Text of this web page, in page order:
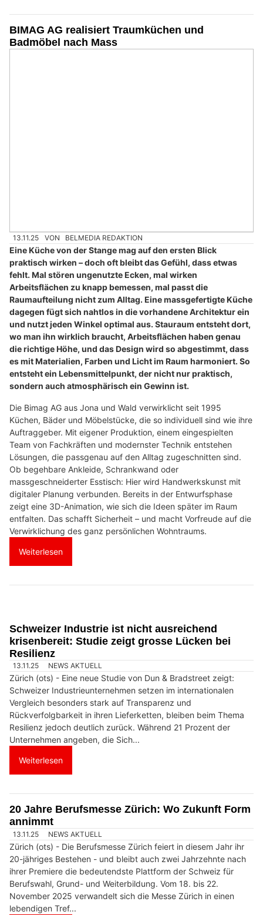
BIMAG AG realisiert Traumküchen und
Badmöbel nach Mass
13.11.25 VON BELMEDIA REDAKTION
Eine Küche von der Stange mag auf den ersten Blick
praktisch wirken – doch oft bleibt das Gefühl, dass etwas
fehlt. Mal stören ungenutzte Ecken, mal wirken
Arbeitsflächen zu knapp bemessen, mal passt die
Raumaufteilung nicht zum Alltag. Eine massgefertigte Küche
dagegen fügt sich nahtlos in die vorhandene Architektur ein
und nutzt jeden Winkel optimal aus. Stauraum entsteht dort,
wo man ihn wirklich braucht, Arbeitsflächen haben genau
die richtige Höhe, und das Design wird so abgestimmt, dass
es mit Materialien, Farben und Licht im Raum harmoniert. So
entsteht ein Lebensmittelpunkt, der nicht nur praktisch,
sondern auch atmosphärisch ein Gewinn ist.
Die Bimag AG aus Jona und Wald verwirklicht seit 1995
Küchen, Bäder und Möbelstücke, die so individuell sind wie ihre
Auftraggeber. Mit eigener Produktion, einem eingespielten
Team von Fachkräften und modernster Technik entstehen
Lösungen, die passgenau auf den Alltag zugeschnitten sind.
Ob begehbare Ankleide, Schrankwand oder
massgeschneiderter Esstisch: Hier wird Handwerkskunst mit
digitaler Planung verbunden. Bereits in der Entwurfsphase
zeigt eine 3D-Animation, wie sich die Ideen später im Raum
entfalten. Das schafft Sicherheit – und macht Vorfreude auf die
Verwirklichung des ganz persönlichen Wohntraums.
Weiterlesen
Schweizer Industrie ist nicht ausreichend
krisenbereit: Studie zeigt grosse Lücken bei
Resilienz
13.11.25 NEWS AKTUELL
Zürich (ots) - Eine neue Studie von Dun & Bradstreet zeigt:
Schweizer Industrieunternehmen setzen im internationalen
Vergleich besonders stark auf Transparenz und
Rückverfolgbarkeit in ihren Lieferketten, bleiben beim Thema
Resilienz jedoch deutlich zurück. Während 21 Prozent der
Unternehmen angeben, die Sich...
Weiterlesen
20 Jahre Berufsmesse Zürich: Wo Zukunft Form
annimmt
13.11.25 NEWS AKTUELL
Zürich (ots) - Die Berufsmesse Zürich feiert in diesem Jahr ihr
20-jähriges Bestehen - und bleibt auch zwei Jahrzehnte nach
ihrer Premiere die bedeutendste Plattform der Schweiz für
Berufswahl, Grund- und Weiterbildung. Vom 18. bis 22.
November 2025 verwandelt sich die Messe Zürich in einen
lebendigen Tref...